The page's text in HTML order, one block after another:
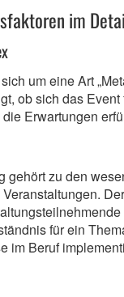
im
um eine Art
ob sich das
Erwartungen
gehört zu den
für ein
im Beruf